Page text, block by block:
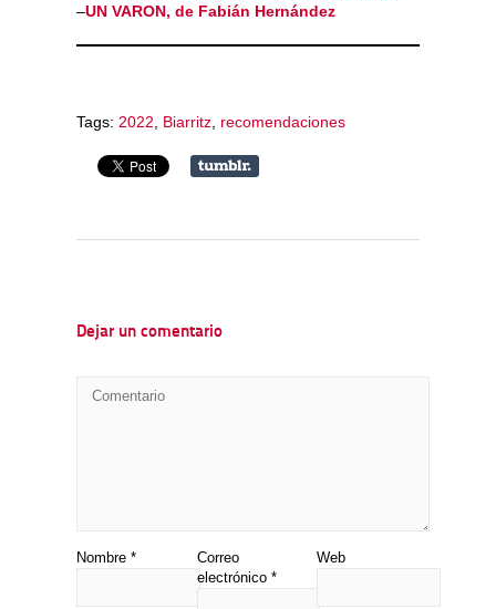
–UN VARON, de Fabián Hernández
Tags: 2022 Biarritz recomendaciones
Dejar un comentario
Nombre *
Correo
electrónico *
Web